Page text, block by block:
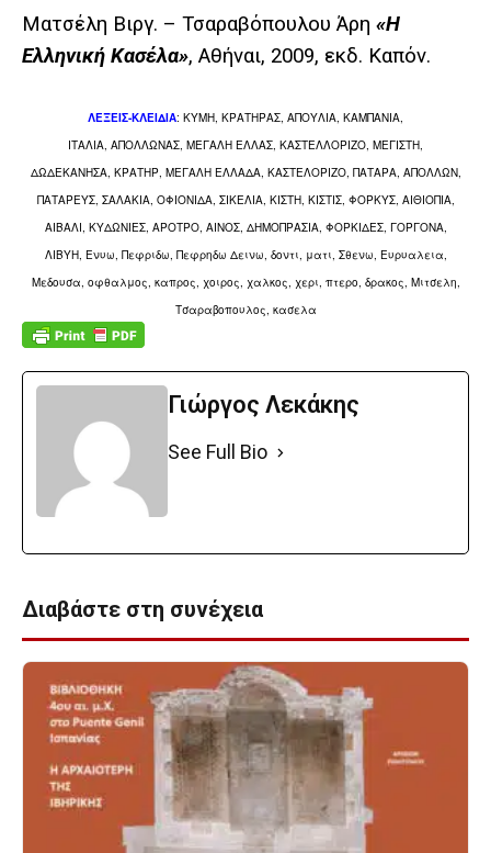
Ματσέλη Βιργ. – Τσαραβόπουλου Άρη «Η
Ελληνική Κασέλα», Αθήναι, 2009, εκδ. Καπόν.
ΛΕΞΕΙΣ-ΚΛΕΙΔΙΑ: ΚΥΜΗ, ΚΡΑΤΗΡΑΣ, ΑΠΟΥΛΙΑ, ΚΑΜΠΑΝΙΑ,
ΙΤΑΛΙΑ, ΑΠΟΛΛΩΝΑΣ, ΜΕΓΑΛΗ ΕΛΛΑΣ, ΚΑΣΤΕΛΛΟΡΙΖΟ, ΜΕΓΙΣΤΗ,
ΔΩΔΕΚΑΝΗΣΑ, ΚΡΑΤΗΡ, ΜΕΓΑΛΗ ΕΛΛΑΔΑ, ΚΑΣΤΕΛΟΡΙΖΟ, ΠΑΤΑΡΑ, ΑΠΟΛΛΩΝ,
ΠΑΤΑΡΕΥΣ, ΣΑΛΑΚΙΑ, ΟΦΙΟΝΙΔΑ, ΣΙΚΕΛΙΑ, ΚΙΣΤΗ, ΚΙΣΤΙΣ, ΦΟΡΚΥΣ, ΑΙΘΙΟΠΙΑ,
ΑΙΒΑΛΙ, ΚΥΔΩΝΙΕΣ, ΑΡΟΤΡΟ, ΑΙΝΟΣ, ΔΗΜΟΠΡΑΣΙΑ, ΦΟΡΚΙΔΕΣ, ΓΟΡΓΟΝΑ,
ΛΙΒΥΗ, Ενυω, Πεφριδω, Πεφρηδω Δεινω, δοντι, ματι, Σθενω, Ευρυαλεια,
Μεδουσα, οφθαλμος, καπρος, χοιρος, χαλκος, χερι, πτερο, δρακος, Μιτσελη,
Τσαραβοπουλος, κασελα
Γιώργος Λεκάκης
See Full Bio
Διαβάστε στη συνέχεια